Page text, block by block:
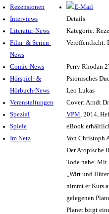
Rezensionen
Interviews
Literatur-News
Film- & Serien-
News
Comic-News
Hörspiel- &
Hörbuch-News
Veranstaltungen
Spezial
Spiele
Im Netz
Details
Kategorie:
Veröffentlicht:
Perry Rhodan
Psionisches
Leo Lukas
Cover: Arndt
VPM , 2014,
eBook
Von Christoph
Der Atopische
Tode nahe. Mit
„Wirt und
nimmt er Kurs
gelegenen
Planet birgt